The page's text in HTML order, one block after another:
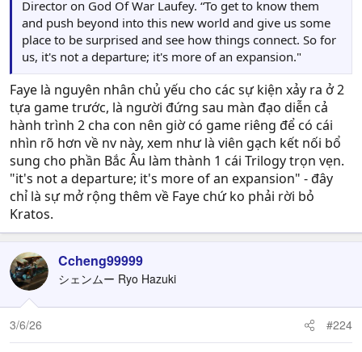
Director on God Of War Laufey. “To get to know them
and push beyond into this new world and give us some
place to be surprised and see how things connect. So for
us, it's not a departure; it's more of an expansion."
Faye là nguyên nhân chủ yếu cho các sự kiện xảy ra ở 2
tựa game trước, là người đứng sau màn đạo diễn cả
hành trình 2 cha con nên giờ có game riêng để có cái
nhìn rõ hơn về nv này, xem như là viên gạch kết nối bổ
sung cho phần Bắc Âu làm thành 1 cái Trilogy trọn vẹn.
"it's not a departure; it's more of an expansion" - đây
chỉ là sự mở rộng thêm về Faye chứ ko phải rời bỏ
Kratos.
Ccheng99999
シェンムー Ryo Hazuki
3/6/26 #224